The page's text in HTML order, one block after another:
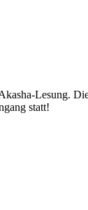
Lesung.
statt!